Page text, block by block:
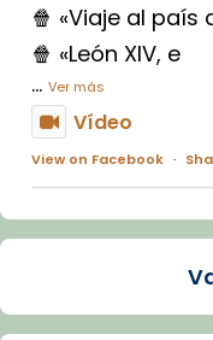
🍿 «Viaje al país
🍿 «León XIV, e
... Ver más
Vídeo
View on Facebook ·
La Carmina va
dos mesos, a